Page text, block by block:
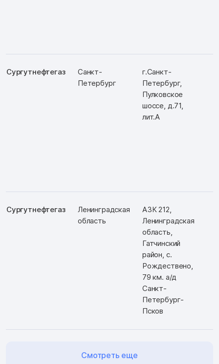
Сургутнефтегаз
Санкт-
Петербург
г.Санкт-
Петербург,
Пулковское
шоссе, д.71,
лит.А
Сургутнефтегаз
Ленинградская
область
АЗК 212,
Ленинградская
область,
Гатчинский
район, с.
Рождествено,
79 км. а/д
Санкт-
Петербург-
Псков
Смотреть еще